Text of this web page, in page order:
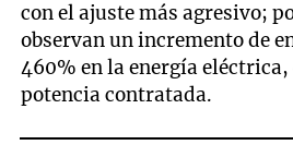
con el ajuste más agresivo;
observan un incremento de
460% en la energía
potencia contratada.